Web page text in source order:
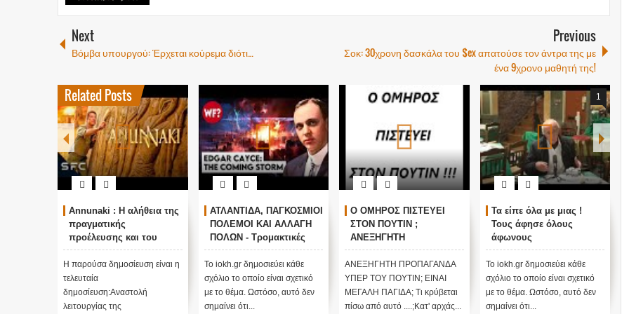
Next
Βόμβα υπουργού: Έρχεται κούρεμα διότι…
Previous
Σοκ: 30χρονη δασκάλα του $ex απατούσε τον άντρα της με
ένα 9χρονο μαθητή της!
Related Posts
Annunaki : Η αλήθεια της
πραγματικής
προέλευσης και του
σκοπού τους και
αναστολή λειτουργίας
μας ....
Η παρούσα δημοσίευση είναι η
τελευταία
δημοσίευση:Αναστολή
λειτουργίας της
ΑΤΛΑΝΤΙΔΑ, ΠΑΓΚΟΣΜΙΟΙ
ΠΟΛΕΜΟΙ ΚΑΙ ΑΛΛΑΓΗ
ΠΟΛΩΝ - Τρομακτικές
προβλέψεις του Edgar
Cayce (Video)
Το iokh.gr δημοσιεύει κάθε
σχόλιο το οποίο είναι σχετικό
με το θέμα. Ωστόσο, αυτό δεν
σημαίνει ότι...
Ο ΟΜΗΡΟΣ ΠΙΣΤΕΥΕΙ
ΣΤΟΝ ΠΟΥΤΙΝ ;
ΑΝΕΞΗΓΗΤΗ
ΠΡΟΠΑΓΑΝΔΑ ΥΠΕΡ ΤΟΥ
ΠΟΥΤΙΝ;
ΑΝΕΞΗΓΗΤΗ ΠΡΟΠΑΓΑΝΔΑ
ΥΠΕΡ ΤΟΥ ΠΟΥΤΙΝ; ΕΙΝΑΙ
ΜΕΓΑΛΗ ΠΑΓΙΔΑ; Τι κρύβεται
πίσω από αυτό ....;Κατ' αρχάς...
1
Τα είπε όλα με μιας !
Τους άφησε όλους
άφωνους
Το iokh.gr δημοσιεύει κάθε
σχόλιο το οποίο είναι σχετικό
με το θέμα. Ωστόσο, αυτό δεν
σημαίνει ότι...